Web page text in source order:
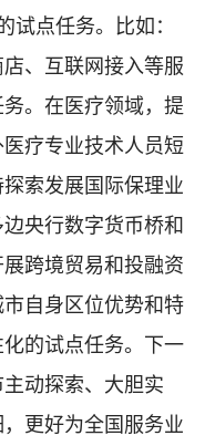
点任务。比如：
、互联网接入等服
。在医疗领域，提
疗专业技术人员短
索发展国际保理业
央行数字货币桥和
跨境贸易和投融资
自身区位优势和特
的试点任务。下一
动探索、大胆实
更好为全国服务业